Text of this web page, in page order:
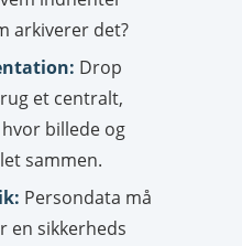
arkiverer det?
Drop
et centralt,
billede og
sammen.
Persondata må
en sikkerheds